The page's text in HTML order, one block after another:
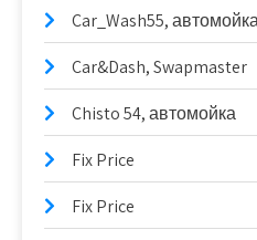
Car_Wash55,
Car&Dash, Swapmaster
Chisto 54, автомойка
Fix Price
Fix Price